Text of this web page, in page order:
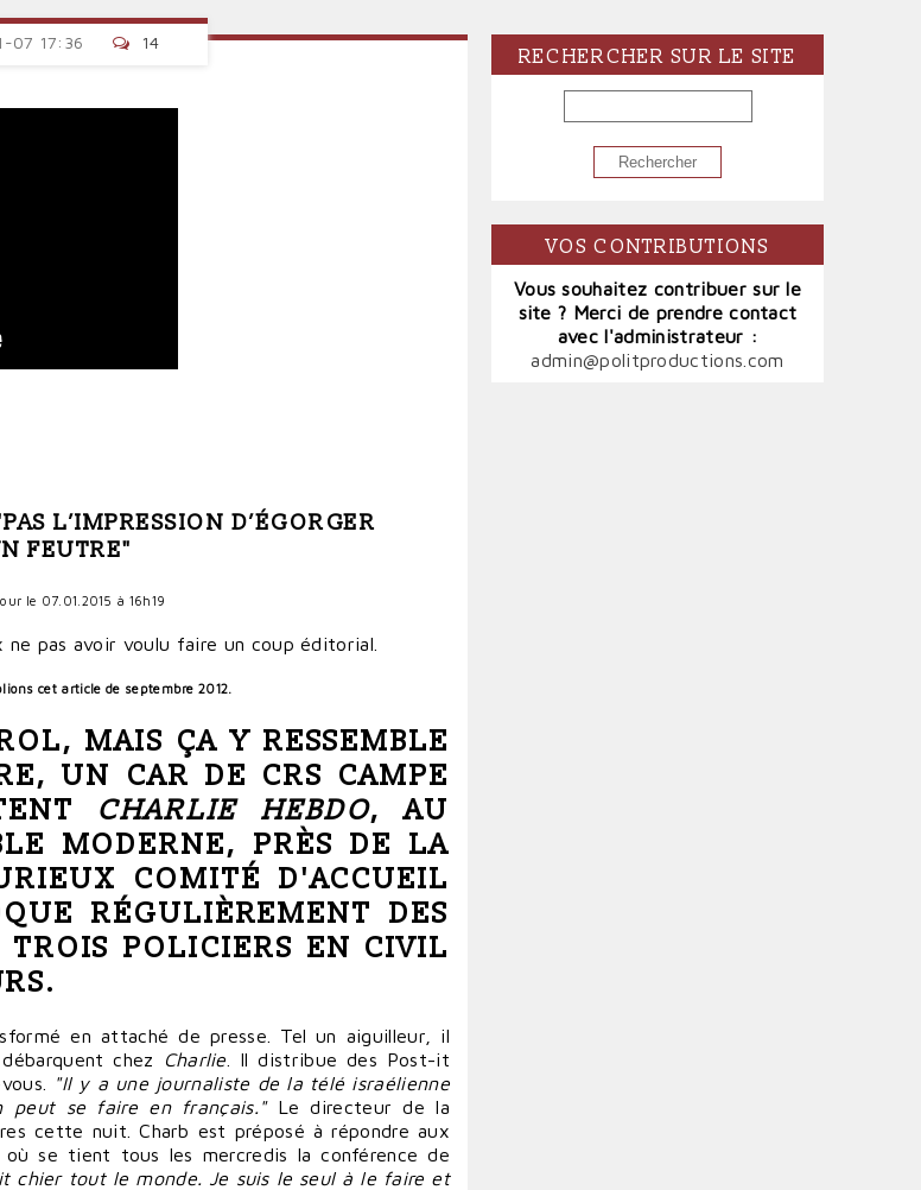
07 17:36 14
L’IMPRESSION D’ÉGORGER
FEUTRE"
le 07.01.2015 à 16h19
cet article de septembre 2012.
, MAIS ÇA Y RESSEMBLE
UN CAR DE CRS CAMPE
CHARLIE HEBDO, AU
MODERNE, PRÈS DE LA
COMITÉ D'ACCUEIL
RÉGULIÈREMENT DES
POLICIERS EN CIVIL
en attaché de presse. Tel un aiguilleur, il
chez Charlie . Il distribue des Post-it
vous
"Il y a une journaliste de la télé israélienne
peut se faireen français."Le directeur de la
cette nuit. Charb est préposé àrépondre aux
se tient tous les mercredis la conférence de
chiertout le monde. Je suis le seul à le faire et
RECHERCHER SUR LE SITE
RECHERCHER
VOS CONTRIBUTIONS
Vous souhaitez contribuer sur le
site ? Merci de prendre contact
avec l'administrateur :
admin@politproductions.com